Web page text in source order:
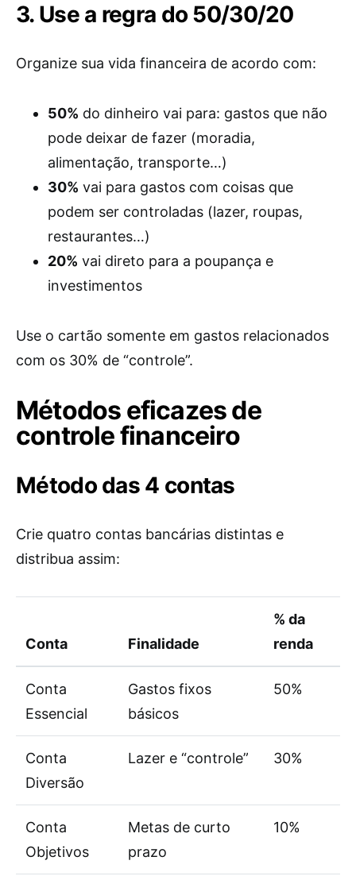
3. Use a regra do 50/30/20
Organize sua vida financeira de acordo com:
50% do dinheiro vai para: gastos que não
pode deixar de fazer (moradia,
alimentação, transporte…)
30% vai para gastos com coisas que
podem ser controladas (lazer, roupas,
restaurantes…)
20% vai direto para a poupança e
investimentos
Use o cartão somente em gastos relacionados
com os 30% de “controle”.
Métodos eficazes de
controle financeiro
Método das 4 contas
Crie quatro contas bancárias distintas e
distribua assim:
Conta Finalidade
% da
renda
Conta
Essencial
Gastos fixos
básicos
50%
Conta
Diversão
Lazer e “controle” 30%
Conta
Objetivos
Metas de curto
prazo
10%